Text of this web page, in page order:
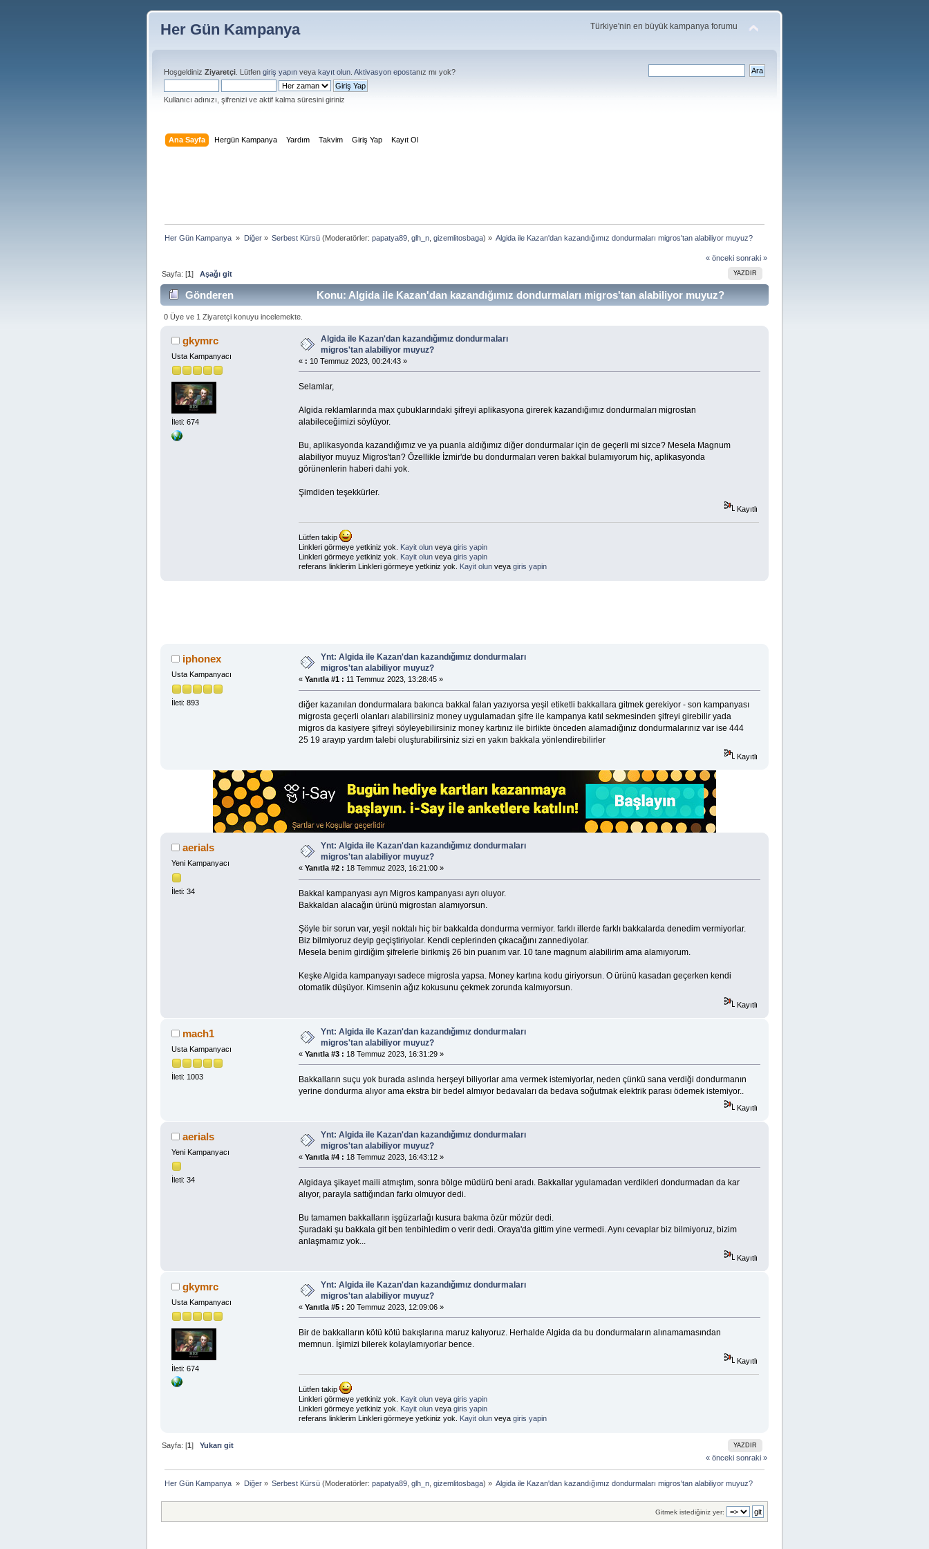
Her Gün Kampanya Türkiye'nin en büyük kampanya forumu
Hoşgeldiniz Ziyaretçi . Lütfen giriş yapın veya kayıt olun Aktivasyon epostanız mı yok?
Kullanıcı adınızı, şifrenizi ve aktif kalma süresini giriniz
Ana Sayfa Hergün Kampanya Yardım Takvim Giriş Yap Kayıt Ol
Her Gün Kampanya » Diğer» Serbest Kürsü(Moderatörler: papatya89, glh_n, gizemlitosbaga) » Algida ile Kazan'dan kazandığımız dondurmaları migros'tan alabiliyor muyuz?
« önceki sonraki »
YAZDIR
Sayfa: [1]Aşağı git
Gönderen
Konu: Algida ile Kazan'dan kazandığımız dondurmaları migros'tan alabiliyor muyuz?
(Okunma sayısı 11899 defa)
0 Üye ve 1 Ziyaretçi konuyu incelemekte.
gkymrc
Usta Kampanyacı
İleti: 674
Algida ile Kazan'dan kazandığımız dondurmaları
migros'tan alabiliyor muyuz?
« : 10 Temmuz 2023, 00:24:43 »
Selamlar,
Algida reklamlarında max çubuklarındaki şifreyi aplikasyona girerek kazandığımız dondurmaları migrostan
alabileceğimizi söylüyor.
Bu, aplikasyonda kazandığımız ve ya puanla aldığımız diğer dondurmalar için de geçerli mi sizce? Mesela Magnum
alabiliyor muyuz Migros'tan? Özellikle İzmir'de bu dondurmaları veren bakkal bulamıyorum hiç, aplikasyonda
görünenlerin haberi dahi yok.
Şimdiden teşekkürler.
Kayıtlı
Lütfen takip
Linkleri görmeye yetkiniz yok.
Kayit olunveya giris yapin
Linkleri görmeye yetkiniz yok.
Kayit olunveya giris yapin
referans linklerim Linkleri görmeye yetkiniz yok.
Kayit olunveya giris yapin
iphonex
Usta Kampanyacı
İleti: 893
Ynt: Algida ile Kazan'dan kazandığımız dondurmaları
migros'tan alabiliyor muyuz?
« Yanıtla #1 : 11 Temmuz 2023, 13:28:45 »
diğer kazanılan dondurmalara bakınca bakkal falan yazıyorsa yeşil etiketli bakkallara gitmek gerekiyor - son kampanyası
migrosta geçerli olanları alabilirsiniz money uygulamadan şifre ile kampanya katıl sekmesinden şifreyi girebilir yada
migros da kasiyere şifreyi söyleyebilirsiniz money kartınız ile birlikte önceden alamadığınız dondurmalarınız var ise 444
25 19 arayıp yardım talebi oluşturabilirsiniz sizi en yakın bakkala yönlendirebilirler
Kayıtlı
aerials
Yeni Kampanyacı
İleti: 34
Ynt: Algida ile Kazan'dan kazandığımız dondurmaları
migros'tan alabiliyor muyuz?
« Yanıtla #2 : 18 Temmuz 2023, 16:21:00 »
Bakkal kampanyası ayrı Migros kampanyası ayrı oluyor.
Bakkaldan alacağın ürünü migrostan alamıyorsun.
Şöyle bir sorun var, yeşil noktalı hiç bir bakkalda dondurma vermiyor. farklı illerde farklı bakkalarda denedim vermiyorlar.
Biz bilmiyoruz deyip geçiştiriyolar. Kendi ceplerinden çıkacağını zannediyolar.
Mesela benim girdiğim şifrelerle birikmiş 26 bin puanım var. 10 tane magnum alabilirim ama alamıyorum.
Keşke Algida kampanyayı sadece migrosla yapsa. Money kartına kodu giriyorsun. O ürünü kasadan geçerken kendi
otomatik düşüyor. Kimsenin ağız kokusunu çekmek zorunda kalmıyorsun.
Kayıtlı
mach1
Usta Kampanyacı
İleti: 1003
Ynt: Algida ile Kazan'dan kazandığımız dondurmaları
migros'tan alabiliyor muyuz?
« Yanıtla #3 : 18 Temmuz 2023, 16:31:29 »
Bakkalların suçu yok burada aslında herşeyi biliyorlar ama vermek istemiyorlar, neden çünkü sana verdiği dondurmanın
yerine dondurma alıyor ama ekstra bir bedel almıyor bedavaları da bedava soğutmak elektrik parası ödemek istemiyor..
Kayıtlı
aerials
Yeni Kampanyacı
İleti: 34
Ynt: Algida ile Kazan'dan kazandığımız dondurmaları
migros'tan alabiliyor muyuz?
« Yanıtla #4 : 18 Temmuz 2023, 16:43:12 »
Algidaya şikayet maili atmıştım, sonra bölge müdürü beni aradı. Bakkallar ygulamadan verdikleri dondurmadan da kar
alıyor, parayla sattığından farkı olmuyor dedi.
Bu tamamen bakkalların işgüzarlağı kusura bakma özür mözür dedi.
Şuradaki şu bakkala git ben tenbihledim o verir dedi. Oraya'da gittim yine vermedi. Aynı cevaplar biz bilmiyoruz, bizim
anlaşmamız yok...
Kayıtlı
gkymrc
Usta Kampanyacı
İleti: 674
Ynt: Algida ile Kazan'dan kazandığımız dondurmaları
migros'tan alabiliyor muyuz?
« Yanıtla #5 : 20 Temmuz 2023, 12:09:06 »
Bir de bakkalların kötü kötü bakışlarına maruz kalıyoruz. Herhalde Algida da bu dondurmaların alınamamasından
memnun. İşimizi bilerek kolaylamıyorlar bence.
Kayıtlı
Lütfen takip
Linkleri görmeye yetkiniz yok.
Kayit olunveya giris yapin
Linkleri görmeye yetkiniz yok.
Kayit olunveya giris yapin
referans linklerim Linkleri görmeye yetkiniz yok.
Kayit olunveya giris yapin
YAZDIR
Sayfa: [1]Yukarı git
« önceki sonraki »
Her Gün Kampanya » Diğer» Serbest Kürsü(Moderatörler: papatya89, glh_n, gizemlitosbaga) » Algida ile Kazan'dan kazandığımız dondurmaları migros'tan alabiliyor muyuz?
Gitmek istediğiniz yer: